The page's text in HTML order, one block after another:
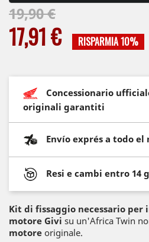
19,90 €
17,91 € RISPARMIA 10%
Concessionario
originali garantiti
Envío exprés a todo el
Resi e cambi entro 14
Kit di fissaggio necessario per
motore Givi su un'Africa Twin
motore originale.